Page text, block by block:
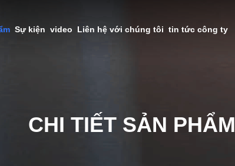
Sự kiện video Liên hệ với chúng tôi tin tức công ty
CHI TIẾT SẢN PHẨM